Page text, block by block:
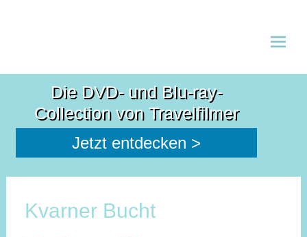
Inhalt
Die DVD- und Blu-ray-
Collection von Travelfilmer
Jetzt entdecken >
Kvarner Bucht